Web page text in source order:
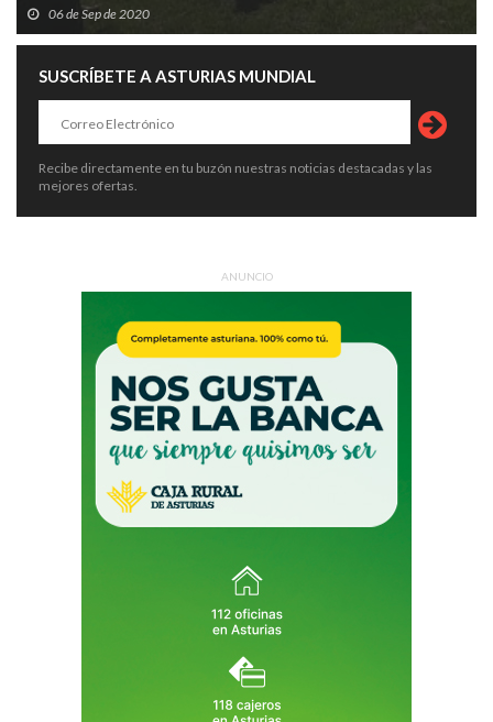
06 de Sep de 2020
SUSCRÍBETE A ASTURIAS MUNDIAL
Recibe directamente en tu buzón nuestras noticias destacadas y las
mejores ofertas.
ANUNCIO